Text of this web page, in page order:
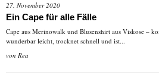
27. November 2020
Ein Cape für alle Fälle
Cape aus Merinowalk und Blusenshirt aus Viskose –
wunderbar leicht, trocknet schnell und ist...
von Rea